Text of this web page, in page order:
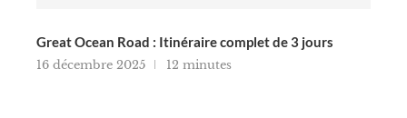
Great Ocean Road : Itinéraire complet de 3 jours
16 décembre 2025 12 minutes